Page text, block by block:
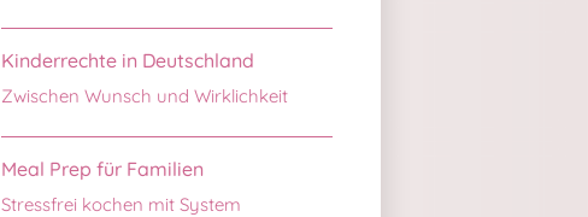
Kinderrechte in Deutschland
Zwischen Wunsch und Wirklichkeit
Meal Prep für Familien
Stressfrei kochen mit System